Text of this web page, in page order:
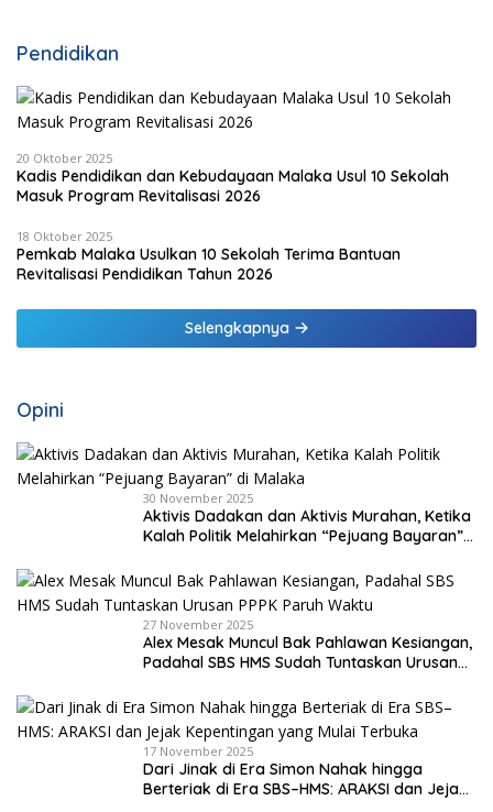
Pendidikan
20 Oktober 2025
Kadis Pendidikan dan Kebudayaan Malaka Usul 10 Sekolah
Masuk Program Revitalisasi 2026
18 Oktober 2025
Pemkab Malaka Usulkan 10 Sekolah Terima Bantuan
Revitalisasi Pendidikan Tahun 2026
Selengkapnya
Opini
30 November 2025
Aktivis Dadakan dan Aktivis Murahan, Ketika
Kalah Politik Melahirkan “Pejuang Bayaran”
27 November 2025
Alex Mesak Muncul Bak Pahlawan Kesiangan,
Padahal SBS HMS Sudah Tuntaskan Urusan
17 November 2025
Dari Jinak di Era Simon Nahak hingga
Berteriak di Era SBS–HMS: ARAKSI dan Jejak